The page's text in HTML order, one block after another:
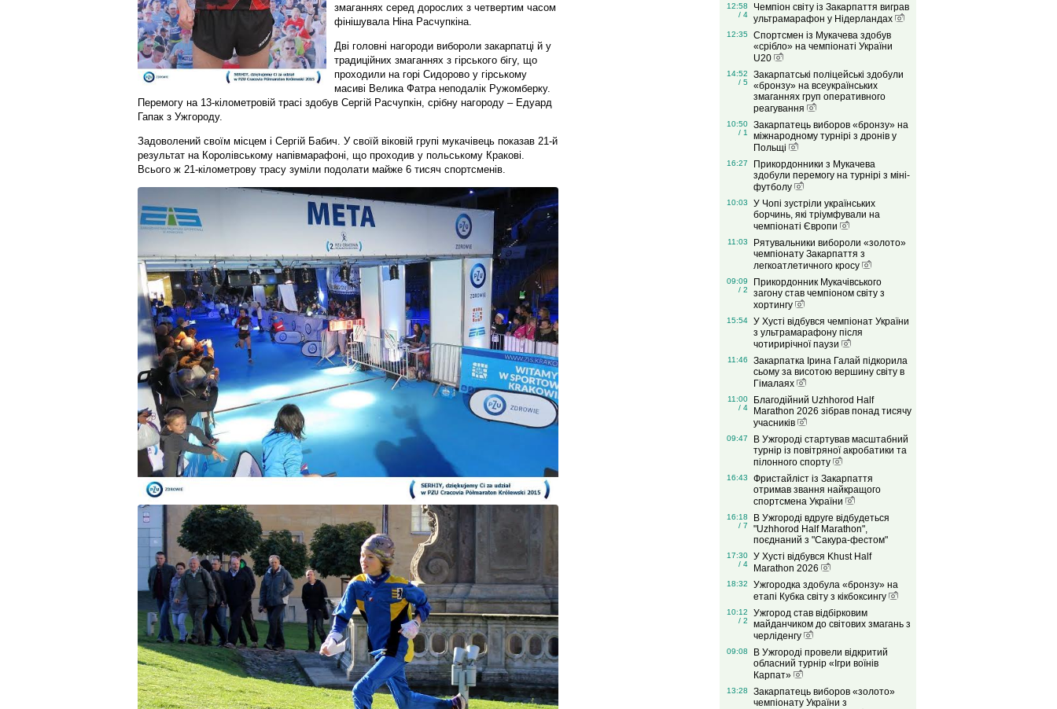
змаганнях серед дорослих з четвертим часом
фінішувала Ніна Расчупкіна.
Дві головні нагороди вибороли закарпатці й у
традиційних змаганнях з гірського бігу, що
проходили на горі Сидорово у гірському
масиві Велика Фатра неподалік Ружомберку.
Перемогу на 13-кілометровій трасі здобув Сергій Расчупкін, срібну нагороду – Едуард
Гапак з Ужгороду.
Задоволений своїм місцем і Сергій Бабич. У своїй віковій групі мукачівець показав 21-й
результат на Королівському напівмарафоні, що проходив у польському Кракові.
Всього ж 21-кілометрову трасу зуміли подолати майже 6 тисяч спортсменів.
12:58
/ 4
Чемпіон світу із Закарпаття виграв
ультрамарафон у Нідерландах
12:35
Спортсмен із Мукачева здобув
«срібло» на чемпіонаті України
U20
14:52
/ 5
Закарпатські поліцейські здобули
«бронзу» на всеукраїнських
змаганнях груп оперативного
реагування
10:50
/ 1
Закарпатець виборов «бронзу» на
міжнародному турнірі з дронів у
Польщі
16:27
Прикордонники з Мукачева
здобули перемогу на турнірі з міні-
футболу
10:03
У Чопі зустріли українських
борчинь, які тріумфували на
чемпіонаті Європи
11:03
Рятувальники вибороли «золото»
чемпіонату Закарпаття з
легкоатлетичного кросу
09:09
/ 2
Прикордонник Мукачівського
загону став чемпіоном світу з
хортингу
15:54
У Хусті відбувся чемпіонат України
з ультрамарафону після
чотирирічної паузи
11:46
Закарпатка Ірина Галай підкорила
сьому за висотою вершину світу в
Гімалаях
11:00
/ 4
Благодійний Uzhhorod Half
Marathon 2026 зібрав понад тисячу
учасників
09:47
В Ужгороді стартував масштабний
турнір із повітряної акробатики та
пілонного спорту
16:43
Фристайліст із Закарпаття
отримав звання найкращого
спортсмена України
16:18
/ 7
В Ужгороді вдруге відбудеться
"Uzhhorod Half Marathon",
поєднаний з "Сакура-фестом"
17:30
/ 4
У Хусті відбувся Khust Half
Marathon 2026
18:32
Ужгородка здобула «бронзу» на
етапі Кубка світу з кікбоксингу
10:12
/ 2
Ужгород став відбірковим
майданчиком до світових змагань з
черліденгу
09:08
В Ужгороді провели відкритий
обласний турнір «Ігри воїнів
Карпат»
13:28
Закарпатець виборов «золото»
чемпіонату України з